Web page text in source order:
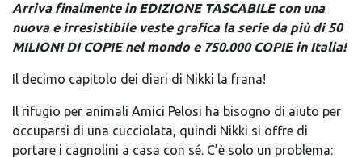
Arriva finalmente in EDIZIONE TASCABILE con una
nuova e irresistibile veste grafica la serie da più di 50
MILIONI DI COPIE nel mondo e 750.000 COPIE in Italia!
Il decimo capitolo dei diari di Nikki la frana!
Il rifugio per animali Amici Pelosi ha bisogno di aiuto per
occuparsi di una cucciolata, quindi Nikki si offre di
portare i cagnolini a casa con sé. C’è solo un problema: